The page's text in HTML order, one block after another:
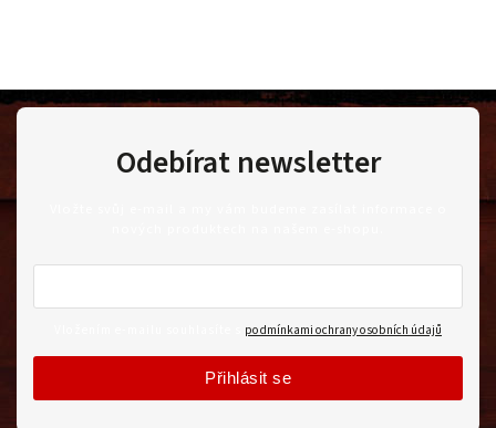
Odebírat newsletter
podmínkami ochrany osobních údajů
Přihlásit se